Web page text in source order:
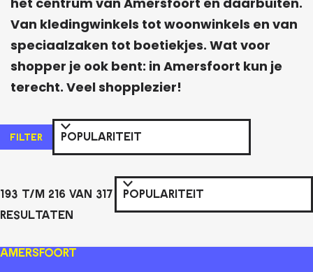
Van kledingwinkels tot woonwinkels en van
speciaalzaken tot boetiekjes. Wat voor
shopper je ook bent: in Amersfoort kun je
terecht. Veel shopplezier!
W
a
z
e
FILTER
S
o
t
e
r
193 t/m 216 van 317
resultaten
S
o
t
Amersfoort